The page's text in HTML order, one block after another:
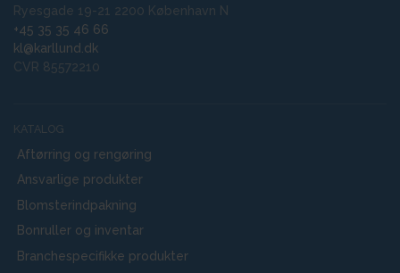
Ryesgade 19-21 2200 København N
+45 35 35 46 66
kl@karllund.dk
CVR 85572210
KATALOG
Aftørring og rengøring
Ansvarlige produkter
Blomsterindpakning
Bonruller og inventar
Branchespecifikke produkter